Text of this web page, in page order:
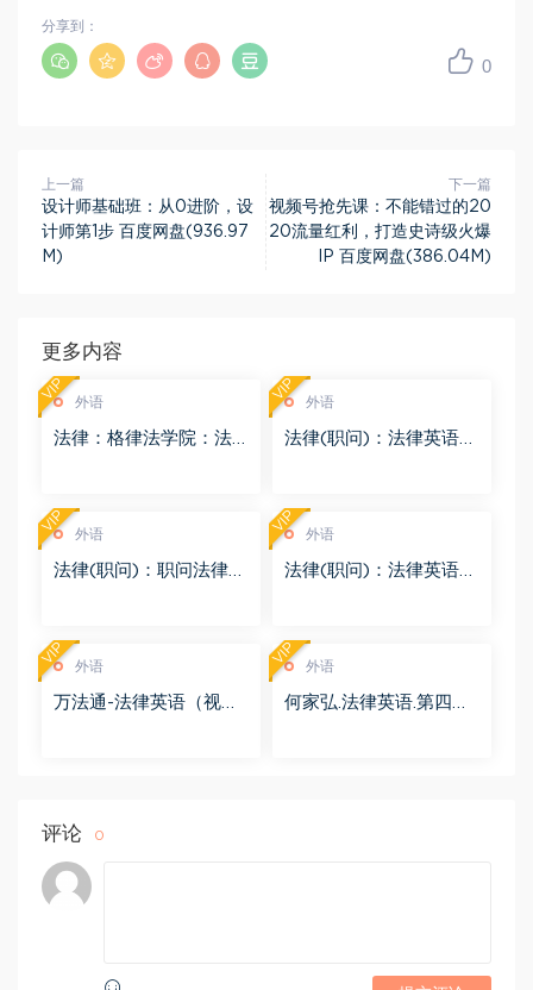
0
分享到：
上一篇
设计师基础班：从0进阶，设
计师第1步 百度网盘(936.97
M)
下一篇
视频号抢先课：不能错过的20
20流量红利，打造史诗级火爆
IP 百度网盘(386.04M)
更多内容
外语
法律：格律法学院：法
VIP 外语
法律(职问)：法律英语
VIP
外语
法律(职问)：职问法律英
VIP 外语
法律(职问)：法律英语
VIP
外语
万法通-法律英语（视
VIP 外语
何家弘.法律英语.第四版
VIP
评论 0